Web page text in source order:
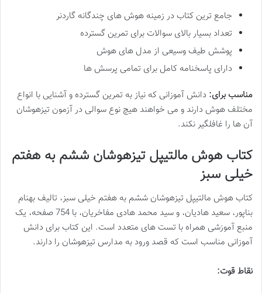
جامع ترین کتاب در زمینه هوش های چندگانه گاردنر
تعداد بسیار بالای سوالات برای تمرین گسترده
پوشش طیف وسیعی از مدل های هوش
دارای پاسخنامه کامل برای تمامی پرسش ها
مناسب برای: دانش آموزانی که نیاز به تمرین گسترده و آشنایی با انواع
مختلف هوش دارند و می خواهند هیچ نوع سوالی در آزمون تیزهوشان
آن ها را غافلگیر نکند.
کتاب هوش مالتیپل تیزهوشان ششم به هفتم
خیلی سبز
کتاب هوش مالتیپل تیزهوشان ششم به هفتم خیلی سبز، تالیف بهنام
بناپور، سعید هادیان، و سید محمد هادی مفاخریان، با 754 صفحه، یک
منبع آموزشی همراه با تست های متعدد است. این کتاب برای دانش
آموزانی مناسب است که قصد ورود به مدارس تیزهوشان را دارند.
نقاط قوت: